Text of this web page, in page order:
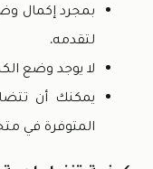
بمجرد إكمال
لتقدمه.
لا يوجد وضع
يمكنك أن
المتوفرة في